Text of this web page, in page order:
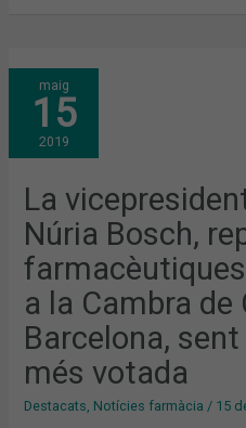
maig
15
2019
La
Núria Bosch,
a la Cambra de
Barcelona,
més votada
Destacats, Notícies farmàcia / 15
LA
VICEPRESIDENTA
DEL
COFB,
NÚRIA
BOSCH,
REPRESENTARÀ
FARMACÈUTIQUES
I
FARMACÈUTICS
A
LA
DE
COMERÇ
DE
BARCELONA,
LA
MÉS
VOTADA